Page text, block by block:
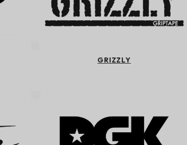
GRIZZLY